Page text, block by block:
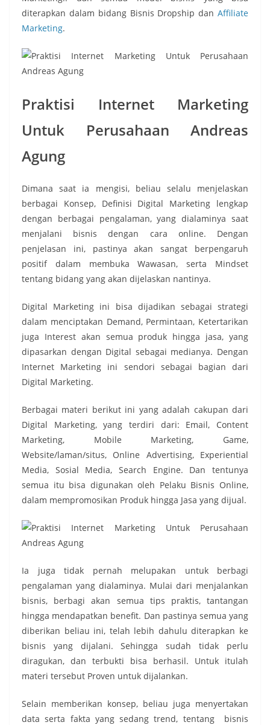
diterapkan dalam bidang Bisnis Dropship dan Affiliate
Marketing.
Praktisi Internet Marketing
Untuk Perusahaan Andreas
Agung
Dimana saat ia mengisi, beliau selalu menjelaskan
berbagai Konsep, Definisi Digital Marketing lengkap
dengan berbagai pengalaman, yang dialaminya saat
menjalani bisnis dengan cara online. Dengan
penjelasan ini, pastinya akan sangat berpengaruh
positif dalam membuka Wawasan, serta Mindset
tentang bidang yang akan dijelaskan nantinya.
Digital Marketing ini bisa dijadikan sebagai strategi
dalam menciptakan Demand, Permintaan, Ketertarikan
juga Interest akan semua produk hingga jasa, yang
dipasarkan dengan Digital sebagai medianya. Dengan
Internet Marketing ini sendori sebagai bagian dari
Digital Marketing.
Berbagai materi berikut ini yang adalah cakupan dari
Digital Marketing, yang terdiri dari: Email, Content
Marketing, Mobile Marketing, Game,
Website/laman/situs, Online Advertising, Experiential
Media, Sosial Media, Search Engine. Dan tentunya
semua itu bisa digunakan oleh Pelaku Bisnis Online,
dalam mempromosikan Produk hingga Jasa yang dijual.
Ia juga tidak pernah melupakan untuk berbagi
pengalaman yang dialaminya. Mulai dari menjalankan
bisnis, berbagi akan semua tips praktis, tantangan
hingga mendapatkan benefit. Dan pastinya semua yang
diberikan beliau ini, telah lebih dahulu diterapkan ke
bisnis yang dijalani. Sehingga sudah tidak perlu
diragukan, dan terbukti bisa berhasil. Untuk itulah
materi tersebut Proven untuk dijalankan.
Selain memberikan konsep, beliau juga menyertakan
data serta fakta yang sedang trend, tentang bisnis